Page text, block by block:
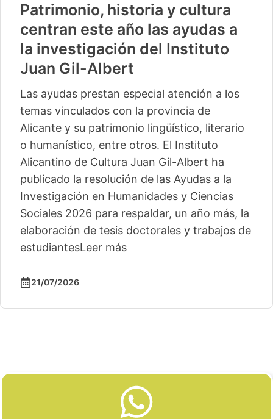
Patrimonio, historia y cultura
centran este año las ayudas a
la investigación del Instituto
Juan Gil-Albert
Las ayudas prestan especial atención a los
temas vinculados con la provincia de
Alicante y su patrimonio lingüístico, literario
o humanístico, entre otros. El Instituto
Alicantino de Cultura Juan Gil-Albert ha
publicado la resolución de las Ayudas a la
Investigación en Humanidades y Ciencias
Sociales 2026 para respaldar, un año más, la
elaboración de tesis doctorales y trabajos de
estudiantesLeer más
21/07/2026